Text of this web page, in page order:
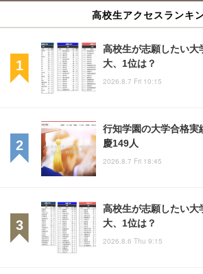
高校生アクセスランキ
高校生が志願したい
大、1位は？
2026.8.7 Fri 10:15
行知学園の大学合格
慶149人
2026.8.7 Fri 18:45
高校生が志願したい
大、1位は？
2026.8.6 Thu 9:15